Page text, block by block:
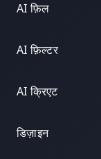
AI फ़िल
AI फ़िल्टर
AI क्रिएट
डिज़ाइन